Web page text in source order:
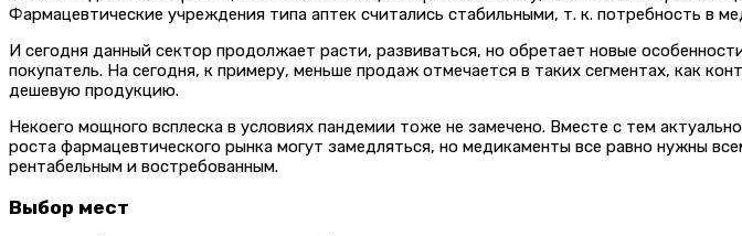
Фармацевтические учреждения типа аптек считались стабильными, т. к. потребность в
И сегодня данный сектор продолжает расти, развиваться, но обретает новые
покупатель. На сегодня, к примеру, меньше продаж отмечается в таких сегментах, как
дешевую продукцию.
Некоего мощного всплеска в условиях пандемии тоже не замечено. Вместе с тем
роста фармацевтического рынка могут замедляться, но медикаменты все равно нужны
рентабельным и востребованным.
Выбор мест